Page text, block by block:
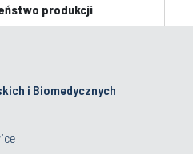
produkcji
i Biomedycznych